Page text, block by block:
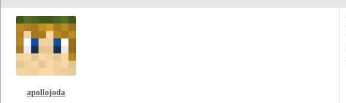
apollojoda